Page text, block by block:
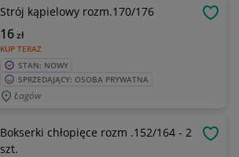
Strój kąpielowy rozm.170/176
KUP TERAZ
16zł
STAN: NOWY
SPRZEDAJĄCY: OSOBA PRYWATNA
Łagów
Bokserki chłopięce rozm .152/164 - 2
szt.